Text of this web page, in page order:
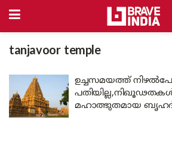
tanjavoor temple
ഉച്ചസമയത്ത്
പതിയില്ല,നിഖൂഢതകൾ
മഹാത്ഭുതമായ